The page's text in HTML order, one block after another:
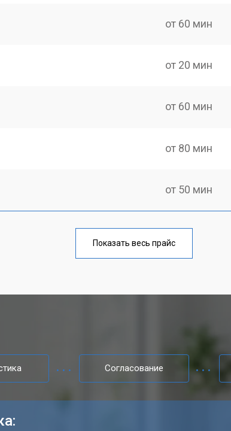
от 60 мин
от 20 мин
от 60 мин
от 80 мин
от 50 мин
от 100 мин
от 40 мин
Показать весь прайс
Согласование